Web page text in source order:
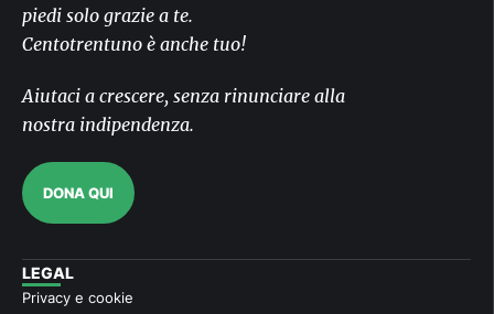
piedi solo grazie a te.
Centotrentuno è anche tuo!
Aiutaci a crescere, senza rinunciare alla
nostra indipendenza.
DONA QUI
LEGAL
Privacy e cookie